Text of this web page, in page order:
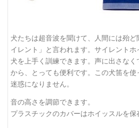
犬たちは超音波を聞けて、人間には殆
イレント」と言われます。サイレント
犬を上手く訓練できます。声に出さな
から、とっても便利です。この犬笛を
迷惑になりません。
音の高さを調節できます。
プラスチックのカバーはホイッスルを保